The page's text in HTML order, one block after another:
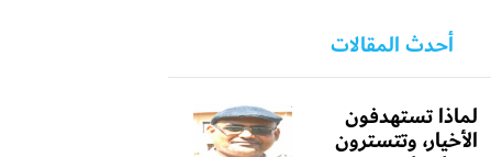
أحدث المقالات
لماذا تستهدفون
الأخيار، وتتسترون